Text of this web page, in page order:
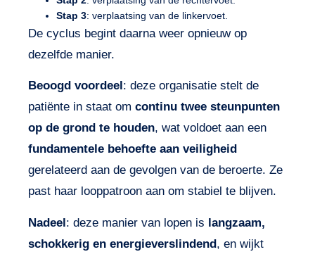
Stap 3: verplaatsing van de linkervoet.
De cyclus begint daarna weer opnieuw op
dezelfde manier.
Beoogd voordeel : deze organisatie stelt de
patiënte in staat om continu twee steunpunten
op de grond te houden, wat voldoet aan een
fundamentele behoefte aan veiligheid
gerelateerd aan de gevolgen van de beroerte. Ze
past haar looppatroon aan om stabiel te blijven.
Nadeel: deze manier van lopen is langzaam,
schokkerig en energieverslindend, en wijkt